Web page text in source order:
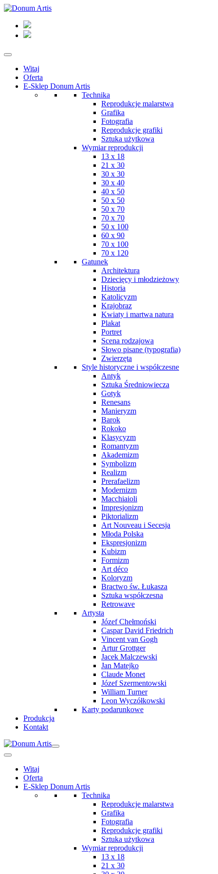
Witaj
Oferta
E-Sklep Donum Artis
Technika
Reprodukcje malarstwa
Grafika
Fotografia
Reprodukcje grafiki
Sztuka użytkowa
Wymiar reprodukcji
13 x 18
21 x 30
30 x 30
30 x 40
40 x 50
50 x 50
50 x 70
70 x 70
50 x 100
60 x 90
70 x 100
70 x 120
Gatunek
Architektura
Dziecięcy i młodzieżowy
Historia
Katolicyzm
Krajobraz
Kwiaty i martwa natura
Plakat
Portret
Scena rodzajowa
Słowo pisane (typografia)
Zwierzęta
Style historyczne i współczesne
Antyk
Sztuka Średniowiecza
Gotyk
Renesans
Manieryzm
Barok
Rokoko
Klasycyzm
Romantyzm
Akademizm
Symbolizm
Realizm
Prerafaelizm
Modernizm
Macchiaioli
Impresjonizm
Piktorializm
Art Nouveau i Secesja
Młoda Polska
Ekspresjonizm
Kubizm
Formizm
Art déco
Koloryzm
Bractwo św. Łukasza
Sztuka współczesna
Retrowave
Artysta
Józef Chełmoński
Caspar David Friedrich
Vincent van Gogh
Artur Grottger
Jacek Malczewski
Jan Matejko
Claude Monet
Józef Szermentowski
William Turner
Leon Wyczółkowski
Karty podarunkowe
Produkcja
Kontakt
Witaj
Oferta
E-Sklep Donum Artis
Technika
Reprodukcje malarstwa
Grafika
Fotografia
Reprodukcje grafiki
Sztuka użytkowa
Wymiar reprodukcji
13 x 18
21 x 30